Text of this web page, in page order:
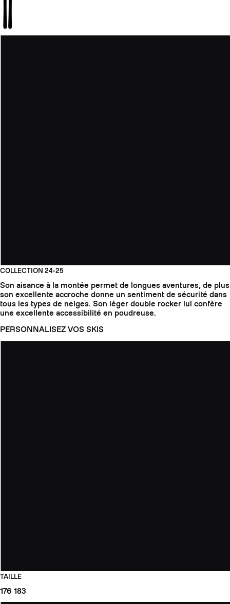
COLLECTION 24-25
Son aisance à la montée permet de longues aventures, de plus
son excellente accroche donne un sentiment de sécurité dans
tous les types de neiges. Son léger double rocker lui confère
une excellente accessibilité en poudreuse.
PERSONNALISEZ VOS SKIS
TAILLE
176 183